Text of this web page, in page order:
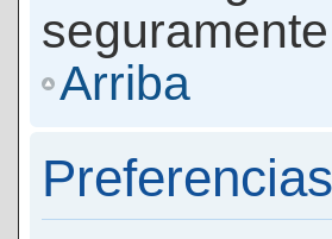
Arriba